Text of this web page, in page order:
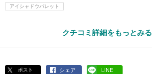
アイシャドウパレット
クチコミ詳細をもっとみる
ポスト シェア LINE